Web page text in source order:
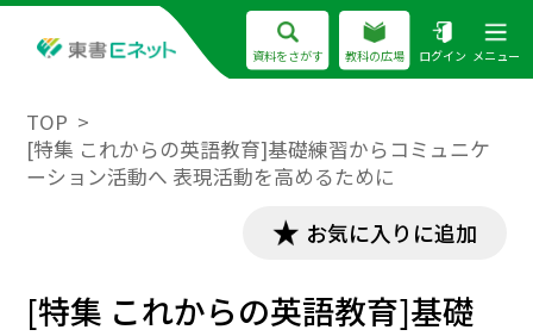
資料をさがす 教科の広場 ログイン メニュー
TOP
[特集 これからの英語教育]基礎練習からコミュニケ
ーション活動へ 表現活動を高めるために
お気に入りに追加
[特集 これからの英語教育]基礎